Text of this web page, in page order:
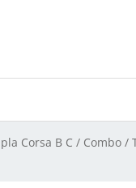
Corsa B C / Combo /